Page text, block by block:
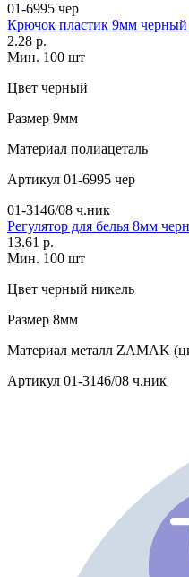
01-6995 чер
Крючок пластик 9мм черный
2.28 р.
Мин. 100 шт
Цвет черный
Размер 9мм
Материал полиацеталь
Артикул 01-6995 чер
01-3146/08 ч.ник
Регулятор для белья 8мм
13.61 р.
Мин. 100 шт
Цвет черный никель
Размер 8мм
Материал металл ZAMAK
Артикул 01-3146/08 ч.ник